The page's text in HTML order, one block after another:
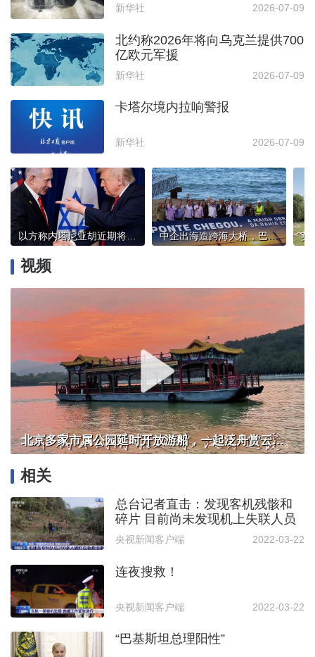
新华社 2026-07-09
北约称2026年将向乌克兰提供700
亿欧元军援
新华社 2026-07-09
卡塔尔境内拉响警报
新华社 2026-07-09
以方称内塔尼亚胡近期将与特朗普会面 中企出海造跨海大桥，巴西总统卢拉：造福当地民众
视频
北京多家市属公园延时开放游船，一起泛舟赏云霞！
相关
总台记者直击：发现客机残骸和
碎片 目前尚未发现机上失联人员
央视新闻客户端 2022-03-22
连夜搜救！
央视新闻客户端 2022-03-22
“巴基斯坦总理阳性”